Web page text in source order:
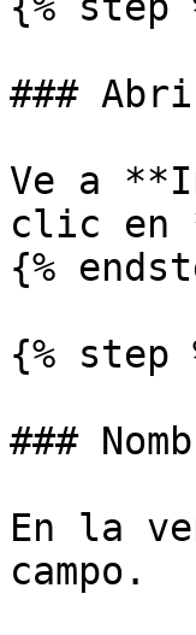
###
Ve a
clic en
{%
{% step
###
En la
campo.